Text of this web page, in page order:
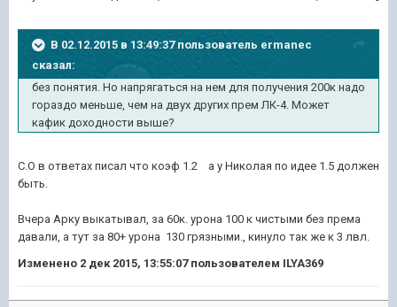
В 02.12.2015 в 13:49:37 пользователь ermanec
сказал:
без понятия. Но напрягаться на нем для получения 200к надо
гораздо меньше, чем на двух других прем ЛК-4. Может
кафик доходности выше?
С.О в ответах писал что коэф 1.2 а у Николая по идее 1.5 должен
быть.
Вчера Арку выкатывал, за 60к. урона 100 к чистыми без према
давали, а тут за 80+ урона 130 грязными., кинуло так же к 3 лвл.
Изменено 2 дек 2015, 13:55:07пользователем ILYA369